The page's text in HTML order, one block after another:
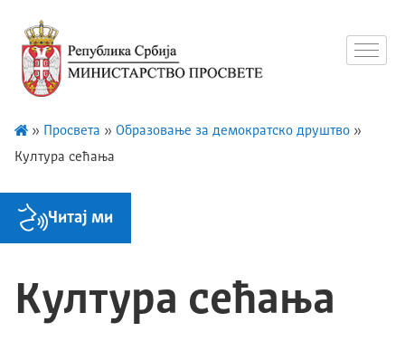
» Просвета » Образовање за демократско друштво »
Култура сећања
Читај ми
Култура сећања